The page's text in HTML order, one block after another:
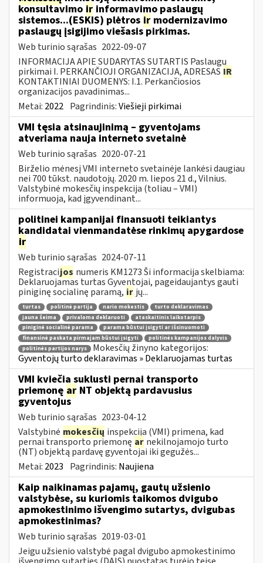
konsultavimo ir informavimo paslaugų
sistemos...(ESKIS) plėtros ir modernizavimo
paslaugų įsigijimo viešasis pirkimas.
Web turinio sąrašas 2022-09-07
INFORMACIJA APIE SUDARYTAS SUTARTIS Paslaugų
pirkimai I. PERKANČIOJI ORGANIZACIJA, ADRESAS IR
KONTAKTINIAI DUOMENYS: I.1. Perkančiosios
organizacijos pavadinimas...
Metai: 2022 Pagrindinis:Viešieji pirkimai
VMI tęsia atsinaujinimą – gyventojams
atveriama nauja interneto svetainė
Web turinio sąrašas 2020-07-21
Birželio mėnesį VMI interneto svetainėje lankėsi daugiau
nei 700 tūkst. naudotojų. 2020 m. liepos 21 d., Vilnius.
Valstybinė mokesčių inspekcija (toliau – VMI)
informuoja, kad įgyvendinant...
politinei kampanijai finansuoti teikiantys
kandidatai vienmandatėse rinkimų apygardose
ir
Web turinio sąrašas 2024-07-11
Registracijos numeris KM1273 Ši informacija skelbiama:
Deklaruojamas turtas Gyventojai, pageidaujantys gauti
piniginę socialinę paramą, ir jų...
turtas politinė partija nario mokestis
turto deklaravimas
jauna šeima
privaloma deklaruoti
ataskaitinis laikotarpis
piniginė socialinė parama
parama būstui įsigyti ar išsinuomoti
finansinė paskata pirmajam būstui įsigyti
politinės kampanijos dalyvis
politinės partijos narys
Mokesčių žinyno kategorijos:
Gyventojų turto deklaravimas » Deklaruojamas turtas
VMI kviečia suklusti pernai transporto
priemonę ar NT objektą pardavusius
gyventojus
Web turinio sąrašas 2023-04-12
Valstybinė mokesčių inspekcija (VMI) primena, kad
pernai transporto priemonę ar nekilnojamojo turto
(NT) objektą pardavę gyventojai iki gegužės...
Metai: 2023 Pagrindinis: Naujiena
Kaip naikinamas pajamų, gautų užsienio
valstybėse, su kuriomis taikomos dvigubo
apmokestinimo išvengimo sutartys, dvigubas
apmokestinimas?
Web turinio sąrašas 2019-03-01
Jeigu užsienio valstybė pagal dvigubo apmokestinimo